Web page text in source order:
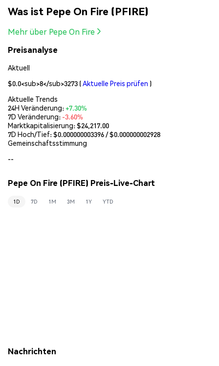
Was ist Pepe On Fire (PFIRE)
Mehr über Pepe On Fire
Preisanalyse
Aktuell
$0.0<sub>8</sub>3273 ( Aktuelle Preis prüfen )
Aktuelle Trends
24H Veränderung:+7.30%
7D Veränderung: -3.60%
Marktkapitalisierung:$24,217.00
7D Hoch/Tief: $0.000000003396 / $0.000000002928
Gemeinschaftsstimmung
--
Pepe On Fire (PFIRE) Preis-Live-Chart
1D 7D 1M 3M 1Y YTD
Nachrichten